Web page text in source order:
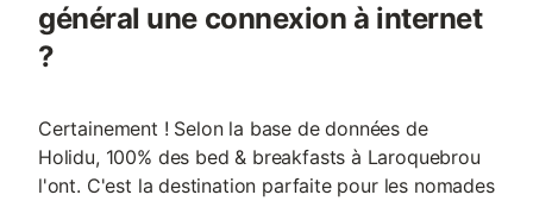
général une connexion à internet
?
Certainement ! Selon la base de données de
Holidu, 100% des bed & breakfasts à Laroquebrou
l'ont. C'est la destination parfaite pour les nomades